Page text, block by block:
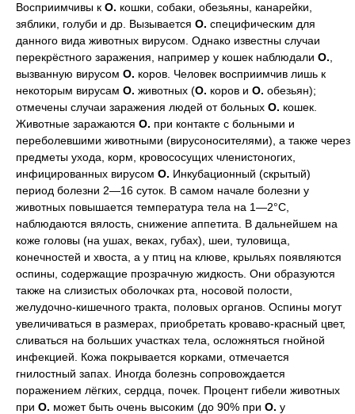
Восприимчивы к О. кошки, собаки, обезьяны, канарейки,
зяблики, голуби и др. Вызывается О. специфическим для
данного вида животных вирусом. Однако известны случаи
перекрёстного заражения, например у кошек наблюдали О.
вызванную вирусом О. коров. Человек восприимчив лишь к
некоторым вирусам О. животных (О. коров и О. обезьян);
отмечены случаи заражения людей от больных О. кошек.
Животные заражаются О. при контакте с больными и
переболевшими животными (вирусоносителями), а также через
предметы ухода, корм, кровососущих членистоногих,
инфицированных вирусом О. Инкубационный (скрытый)
период болезни 2—16 суток. В самом начале болезни у
животных повышается температура тела на 1—2°C,
наблюдаются вялость, снижение аппетита. В дальнейшем на
коже головы (на ушах, веках, губах), шеи, туловища,
конечностей и хвоста, а у птиц на клюве, крыльях появляются
оспины, содержащие прозрачную жидкость. Они образуются
также на слизистых оболочках рта, носовой полости,
желудочно-кишечного тракта, половых органов. Оспины могут
увеличиваться в размерах, приобретать кроваво-красный цвет,
сливаться на больших участках тела, осложняться гнойной
инфекцией. Кожа покрывается корками, отмечается
гнилостный запах. Иногда болезнь сопровождается
поражением лёгких, сердца, почек. Процент гибели животных
при О. может быть очень высоким (до 90% при О. у